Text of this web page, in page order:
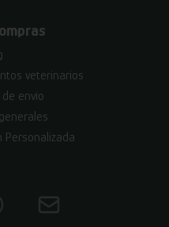
veterinarios
envío
Personalizada